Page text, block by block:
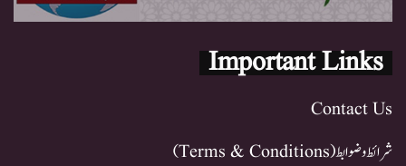
Important Links
Contact Us
شرائط و ضوابط (Terms & Conditions)